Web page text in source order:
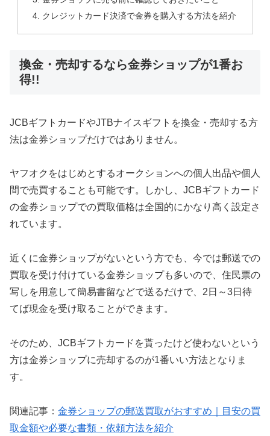
クレジットカード決済で金券を購入する方法を紹介
換金・売却するなら金券ショップが1番お
得!!
JCBギフトカードやJTBナイスギフトを換金・売却する方
法は金券ショップだけではありません。
ヤフオクをはじめとするオークションへの個人出品や個人
間で売買することも可能です。しかし、JCBギフトカード
の金券ショップでの買取価格は全国的にかなり高く設定さ
れています。
近くに金券ショップがないという方でも、今では郵送での
買取を受け付けている金券ショップも多いので、住民票の
写しを用意して簡易書留などで送るだけで、2日～3日待
てば現金を受け取ることができます。
そのため、JCBギフトカードを貰ったけど使わないという
方は金券ショップに売却するのが1番いい方法となりま
す。
関連記事： 金券ショップの郵送買取がおすすめ｜目安の買
取金額や必要な書類・依頼方法を紹介